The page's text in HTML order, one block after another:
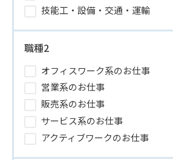
技能工・設備・交通・運輸
職種2
オフィスワーク系のお仕事
営業系のお仕事
販売系のお仕事
サービス系のお仕事
アクティブワークのお仕事